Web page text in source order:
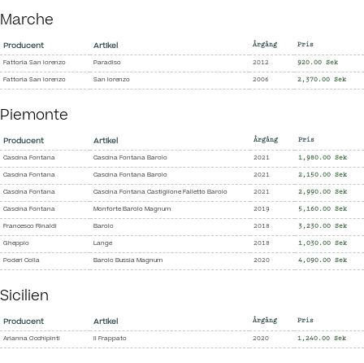
Marche
Producent Artikel Årgång Pris
Fattoria San lorenzo Paradiso 2012 920.00 Sek
Fattoria San lorenzo San lorenzo 2006 2,370.00 Sek
Piemonte
Producent Artikel Årgång Pris
Cascina Fontana Cascina Fontana Barolo 2021 1,980.00 Sek
Cascina Fontana Cascina Fontana Barolo 2021 2,150.00 Sek
Cascina Fontana Cascina Fontana Castiglione Falletto Barolo 2021 2,990.00 Sek
Cascina Fontana Monforte Barolo Magnum 2019 5,160.00 Sek
Francesco Rinaldi Barolo 2018 3,230.00 Sek
Gheppio Lange 2018 1,030.00 Sek
Poderi Colla Barolo Bussia Magnum 2020 4,090.00 Sek
Sicilien
Producent Artikel Årgång Pris
Arianna Occhipinti Il Frappato 2020 1,240.00 Sek